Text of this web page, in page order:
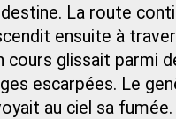
La route
ensuite à
cours glissait parmi
escarpées. Le
au ciel sa fumée.